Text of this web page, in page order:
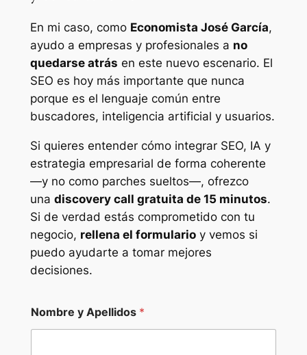
En mi caso, como Economista José García,
ayudo a empresas y profesionales a no
quedarse atrás en este nuevo escenario. El
SEO es hoy más importante que nunca
porque es el lenguaje común entre
buscadores, inteligencia artificial y usuarios.
Si quieres entender cómo integrar SEO, IA y
estrategia empresarial de forma coherente
—y no como parches sueltos—, ofrezco
una discovery call gratuita de 15 minutos.
Si de verdad estás comprometido con tu
negocio, rellena el formularioy vemos si
puedo ayudarte a tomar mejores
decisiones.
Nombre y Apellidos *